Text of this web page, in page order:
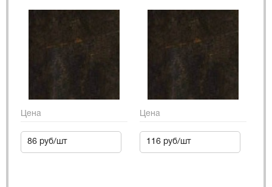
Цена
86 руб/шт
Цена
116 руб/шт